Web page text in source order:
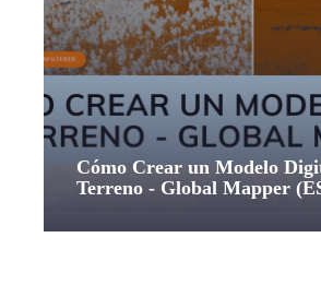
Cómo Crear un Modelo
Terreno - Global Mapper